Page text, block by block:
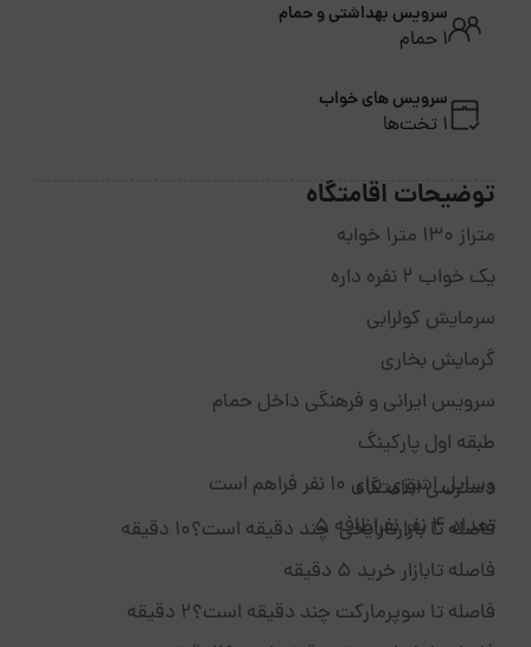
سرویس بهداشتی و حمام
1 حمام
سرویس های خواب
1 تخت‌ها
توضیحات اقامتگاه
متراز 130 متر1 خوابه
یک خواب 2 نفره داره
سرمایش کولرابی
گرمایش بخاری
سرویس ایرانی و فرهنگی داخل حمام
طبقه اول پارکینگ
وسایل اشپزی برای 10 نفر فراهم است
تعداد 4 نفر نفراظافه 5
دسترسی اقامتگاه
فاصله تا بازارتارایخی چند دقیقه است؟10 دقیقه
فاصله تابازار خرید 5 دقیقه
فاصله تا سوپرمارکت چند دقیقه است؟2 دقیقه